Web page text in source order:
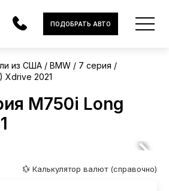
ПОДОБРАТЬ АВТО
из США BMW
7 серия
Xdrive 2021
M750i Long
💱 Калькулятор валют (справочно)